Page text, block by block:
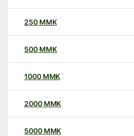
250 MMK
500 MMK
1000 MMK
2000 MMK
5000 MMK